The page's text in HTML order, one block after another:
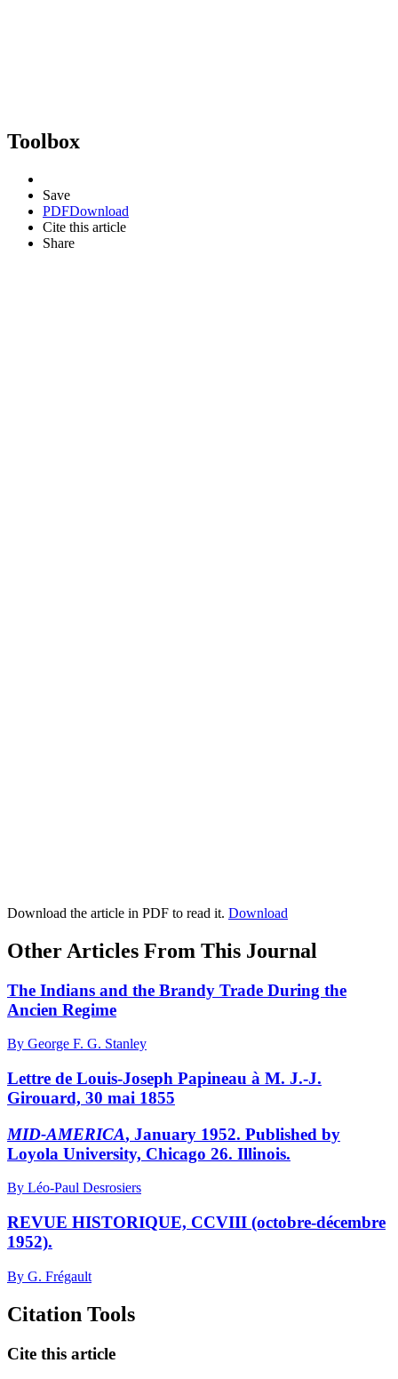
Toolbox
Save
PDFDownload
Cite this article
Share
Download the article in PDF to read it. Download
Other Articles From This Journal
The Indians and the Brandy Trade During the
Ancien Regime
By George F. G. Stanley
Lettre de Louis-Joseph Papineau à M. J.-J.
Girouard, 30 mai 1855
MID-AMERICA, January 1952. Published by
Loyola University, Chicago 26. Illinois.
By Léo-Paul Desrosiers
REVUE HISTORIQUE, CCVIII (octobre-décembre
1952).
By G. Frégault
Citation Tools
Cite this article